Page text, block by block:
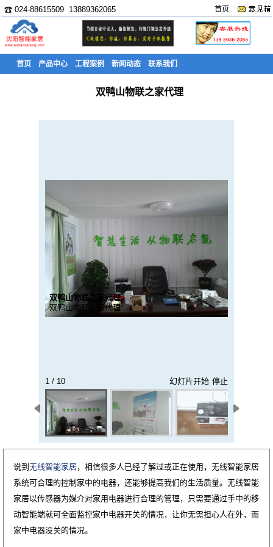
☎ 024-88615509 13889362065 首页
首页 产品中心 工程案例 新闻动态 联系我们
双鸭山物联之家代理
双鸭山物联之家代理
双鸭山物联之家代理
1 / 10 幻灯片开始 停止
说到无线智能家居，相信很多人已经了解过或正在使用，无线智能家居
系统可合理的控制家中的电器，还能够提高我们的生活质量。无线智能
家居以传感器为媒介对家用电器进行合理的管理，只需要通过手中的移
动智能端就可全面监控家中电器开关的情况，让你无需担心人在外，而
家中电器没关的情况。